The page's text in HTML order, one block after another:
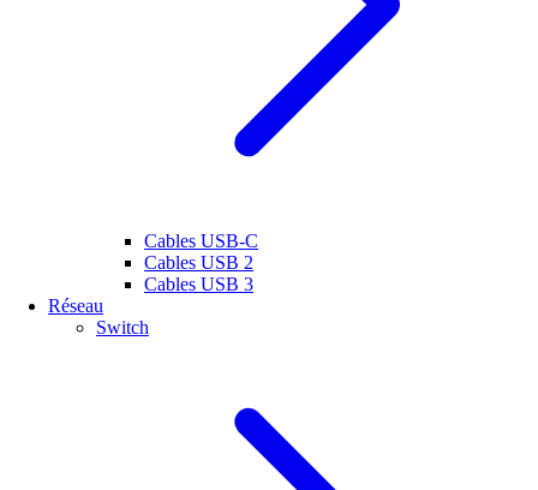
Cables USB-C
Cables USB 2
Cables USB 3
Réseau
Switch